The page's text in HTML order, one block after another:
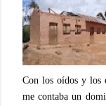
Con los oídos y los
me contaba un